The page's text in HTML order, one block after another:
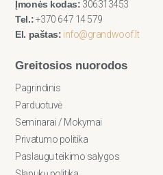
Įmonės kodas: 306313453
Tel.:+370 647 14 579
El. paštas: info@grandwoof.lt
Greitosios nuorodos
Pagrindinis
Parduotuvė
Seminarai / Mokymai
Privatumo politika
Paslaugu teikimo salygos